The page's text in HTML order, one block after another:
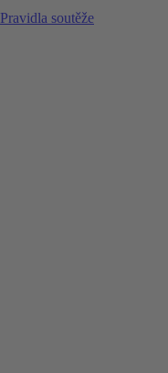
Pravidla soutěže